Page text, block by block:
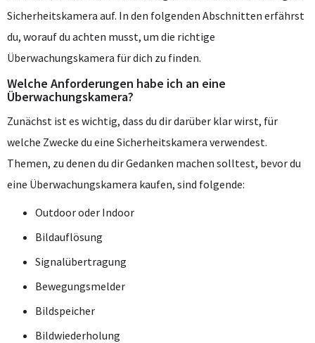
Sicherheitskamera auf. In den folgenden Abschnitten erfährst
du, worauf du achten musst, um die richtige
Überwachungskamera für dich zu finden.
Welche Anforderungen habe ich an eine
Überwachungskamera?
Zunächst ist es wichtig, dass du dir darüber klar wirst, für
welche Zwecke du eine Sicherheitskamera verwendest.
Themen, zu denen du dir Gedanken machen solltest, bevor du
eine Überwachungskamera kaufen, sind folgende:
Outdoor oder Indoor
Bildauflösung
Signalübertragung
Bewegungsmelder
Bildspeicher
Bildwiederholung